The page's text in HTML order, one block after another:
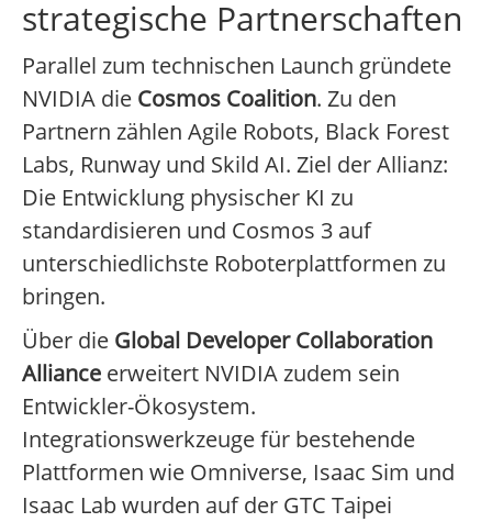
strategische Partnerschaften
Parallel zum technischen Launch gründete
NVIDIA die Cosmos Coalition. Zu den
Partnern zählen Agile Robots, Black Forest
Labs, Runway und Skild AI. Ziel der Allianz:
Die Entwicklung physischer KI zu
standardisieren und Cosmos 3 auf
unterschiedlichste Roboterplattformen zu
bringen.
Über die Global Developer Collaboration
Alliance erweitert NVIDIA zudem sein
Entwickler-Ökosystem.
Integrationswerkzeuge für bestehende
Plattformen wie Omniverse, Isaac Sim und
Isaac Lab wurden auf der GTC Taipei